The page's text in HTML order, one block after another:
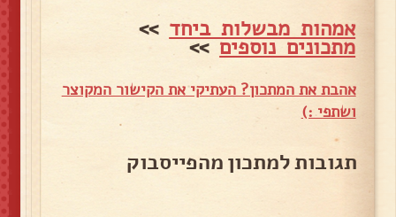
אמהות מבשלות ביחד >>
מתכונים נוספים>>
אהבת את המתכון? העתיקי את הקישור המקוצר
ושתפי :)
תגובות למתכון מהפייסבוק